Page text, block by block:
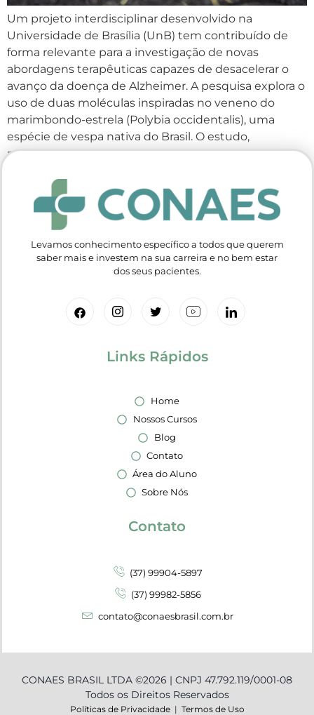
Um projeto interdisciplinar desenvolvido na
Universidade de Brasília (UnB) tem contribuído de
forma relevante para a investigação de novas
abordagens terapêuticas capazes de desacelerar o
avanço da doença de Alzheimer. A pesquisa explora o
uso de duas moléculas inspiradas no veneno do
marimbondo-estrela (Polybia occidentalis), uma
espécie de vespa nativa do Brasil. O estudo,
publicado […]
Levamos conhecimento específico a todos que querem
saber mais e investem na sua carreira e no bem estar
dos seus pacientes.
Links Rápidos
Home
Nossos Cursos
Blog
Contato
Área do Aluno
Sobre Nós
Contato
(37) 99904-5897
(37) 99982-5856
contato@conaesbrasil.com.br
CONAES BRASIL LTDA ©2026 | CNPJ 47.792.119/0001-08
Todos os Direitos Reservados
Políticas de Privacidade| Termos de Uso